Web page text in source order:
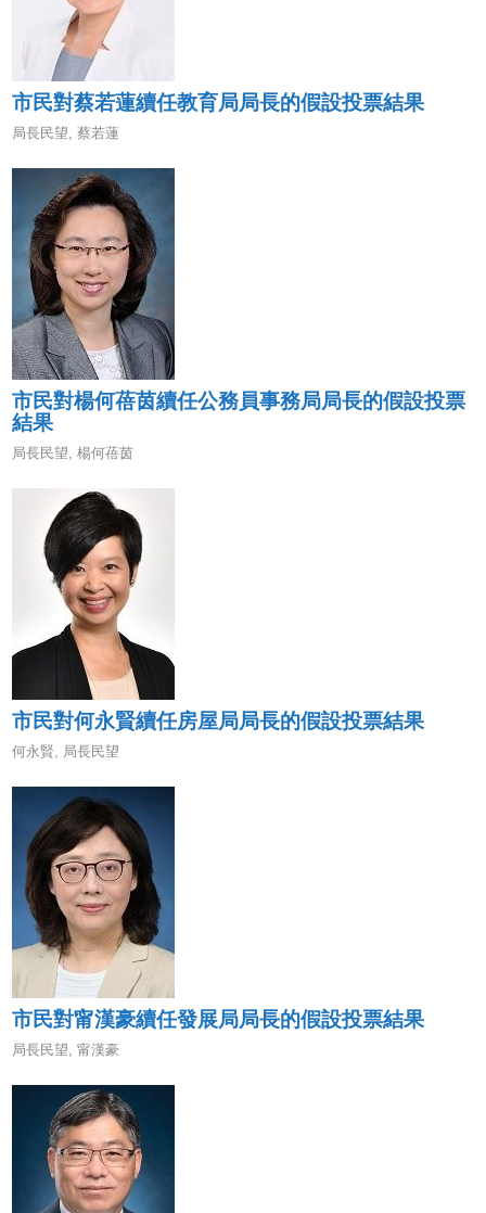
市民對蔡若蓮續任教育局局長的假設投票結果
局長民望, 蔡若蓮
市民對楊何蓓茵續任公務員事務局局長的假設投票
結果
局長民望, 楊何蓓茵
市民對何永賢續任房屋局局長的假設投票結果
何永賢, 局長民望
市民對甯漢豪續任發展局局長的假設投票結果
局長民望, 甯漢豪